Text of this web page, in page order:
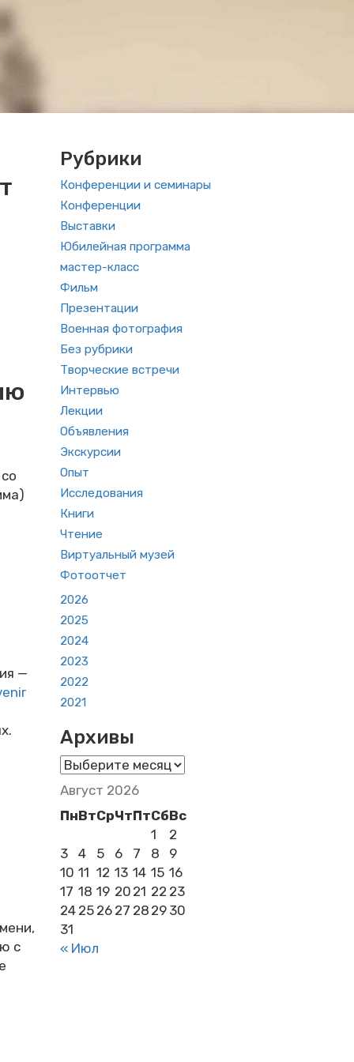
—
с
Рубрики
Конференции и семинары
Конференции
Выставки
Юбилейная программа
мастер-класс
Фильм
Презентации
Военная фотография
Без рубрики
Творческие встречи
Интервью
Лекции
Объявления
Экскурсии
Опыт
Исследования
Книги
Чтение
Виртуальный музей
Фотоотчет
2026
2025
2024
2023
2022
2021
Архивы
Архивы
Август 2026
ПнВтСрЧтПтСбВс
1
2
3
4 5 6 7 8
9
10 11 12 13 14 15 16
17 18 19 20 21 22 23
24 25 26 27 28 29 30
31
« Июл